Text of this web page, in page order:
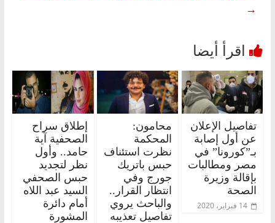
→
تفاصيل الإعلان
عن أول إصابة
بـ”كورونا” في
مصر ومطالبات
بإقالة وزيرة
الصحة
14 فبراير، 2020
محامون:
المحكمة
نظرت استئناف
حبس باتريك
جورج وفي
انتظار القرار..
والباحث يروي
تفاصيل تعذيبه
إطلاق سراح
الصحفية آية
حامد.. وأول
نظر لتجديد
حبس الصحفي
السيد عبد اللاه
أمام دائرة
المشورة